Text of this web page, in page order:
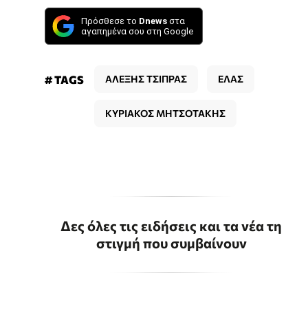
Πρόσθεσε το Dnews στα
αγαπημένα σου στη Google
# TAGS ΑΛΕΞΗΣ ΤΣΙΠΡΑΣ ΕΛΑΣ
ΚΥΡΙΑΚΟΣ ΜΗΤΣΟΤΑΚΗΣ
Δες όλες τις ειδήσεις και τα νέα τη
στιγμή που συμβαίνουν